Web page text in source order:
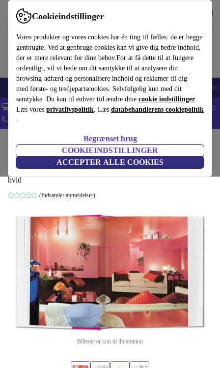
Cookieindstillinger
Vores produkter og vores cookies har én ting til fælles: de er begge
genbrugte. Ved at genbruge cookies kan vi give dig bedre indhold,
der er mere relevant for dine behov.For at få dette til at fungere
ordentligt, vil vi bede om dit samtykke til at analysere din
browsing-adfærd og personalisere indhold og reklamer til dig –
med første- og tredjepartscookies. Selvfølgelig kun med dit
samtykke. Du kan til enhver tid ændre dine cookie indstillinger.
Læs vores privatlivspolitik. Læs databehandlerens cookiepolitik
.
Begrænset brug
COOKIEINDSTILLINGER
ACCEPTER ALLE COOKIES
Brug refurbed hurtigt og nemt
Smartphones Bærbare Tablets Smartwatches Tilbehør
💻 Ekstra 5% rabat på alle MacBooks og bærbare computere - Kode:
LAPTOP5 -
Husholdning Møbler
Decorative Art 60s
hvid
(Indsamler anmeldelser)
Billedet er kun til illustration